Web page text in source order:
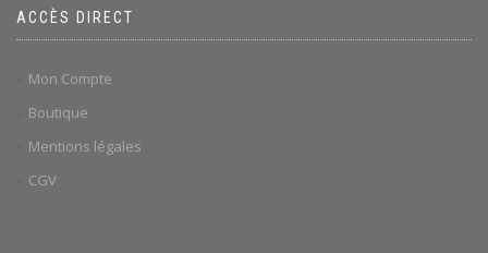
ACCÈS DIRECT
Mon Compte
Boutique
Mentions légales
CGV